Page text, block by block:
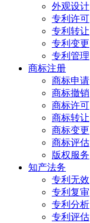
外观设计
专利许可
专利转让
专利变更
专利管理
商标注册
商标申请
商标撤销
商标许可
商标转让
商标变更
商标评估
版权服务
知产法务
专利无效
专利复审
专利分析
专利评估